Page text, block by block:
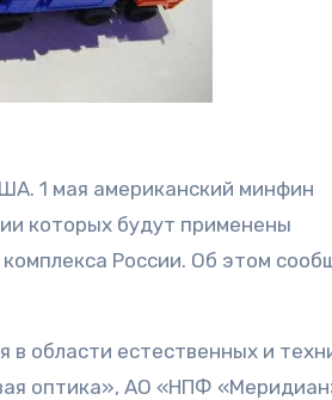
1 мая американский минфин
которых будут применены
России. Об этом
в области естественных и
оптика», АО «НПФ